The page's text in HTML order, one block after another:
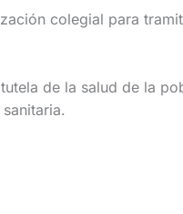
colegial para
de la salud de la
sanitaria.